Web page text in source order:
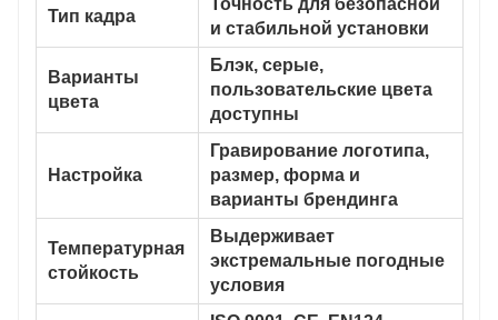
Тип кадра
и стабильной установки
Варианты
цвета
Блэк, серые,
пользовательские цвета
доступны
Настройка
Гравирование логотипа,
размер, форма и
варианты брендинга
Температурная
стойкость
Выдерживает
экстремальные погодные
условия